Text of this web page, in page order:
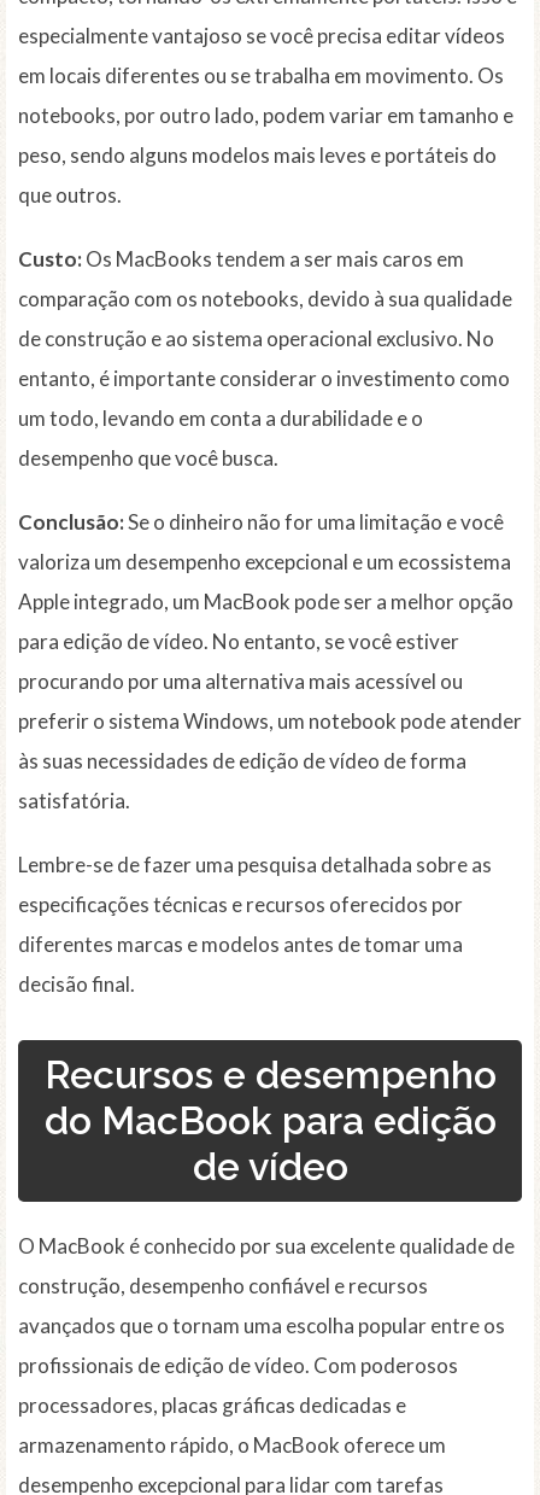
especialmente vantajoso se você precisa editar vídeos
em locais diferentes ou se trabalha em movimento. Os
notebooks, por outro lado, podem variar em tamanho e
peso, sendo alguns modelos mais leves e portáteis do
que outros.
Custo:Os MacBooks tendem a ser mais caros em
comparação com os notebooks, devido à sua qualidade
de construção e ao sistema operacional exclusivo. No
entanto, é importante considerar o investimento como
um todo, levando em conta a durabilidade e o
desempenho que você busca.
Conclusão:Se o dinheiro não for uma limitação e você
valoriza um desempenho excepcional e um ecossistema
Apple integrado, um MacBook pode ser a melhor opção
para edição de vídeo. No entanto, se você estiver
procurando por uma alternativa mais acessível ou
preferir o sistema Windows, um notebook pode atender
às suas necessidades de edição de vídeo de forma
satisfatória.
Lembre-se de fazer uma pesquisa detalhada sobre as
especificações técnicas e recursos oferecidos por
diferentes marcas e modelos antes de tomar uma
decisão final.
Recursos e desempenho
do MacBook para edição
de vídeo
O MacBook é conhecido por sua excelente qualidade de
construção, desempenho confiável e recursos
avançados que o tornam uma escolha popular entre os
profissionais de edição de vídeo. Com poderosos
processadores, placas gráficas dedicadas e
armazenamento rápido, o MacBook oferece um
desempenho excepcional para lidar com tarefas